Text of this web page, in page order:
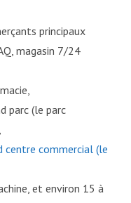
principaux
magasin 7/24
parc (le parc
centre commercial (le
et environ 15 à